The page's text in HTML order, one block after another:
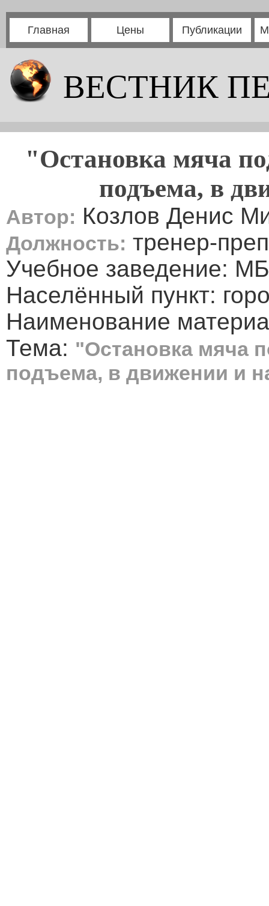
Главная Цены Публикации
ВЕСТНИК
"Остановка мяча
подъема, в
Автор: Козлов Денис
Должность: тренер-
Учебное заведение:
Населённый пункт:
Наименование
Тема: "Остановка мяча
подъема, в движении и